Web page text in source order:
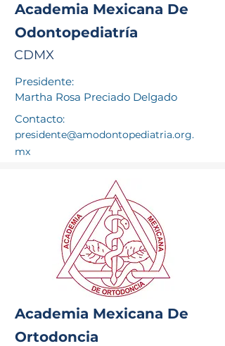
Academia Mexicana De
Odontopediatría
CDMX
Presidente:
Martha Rosa Preciado Delgado
Contacto:
presidente@amodontopediatria.org.
mx
Academia Mexicana De
Ortodoncia